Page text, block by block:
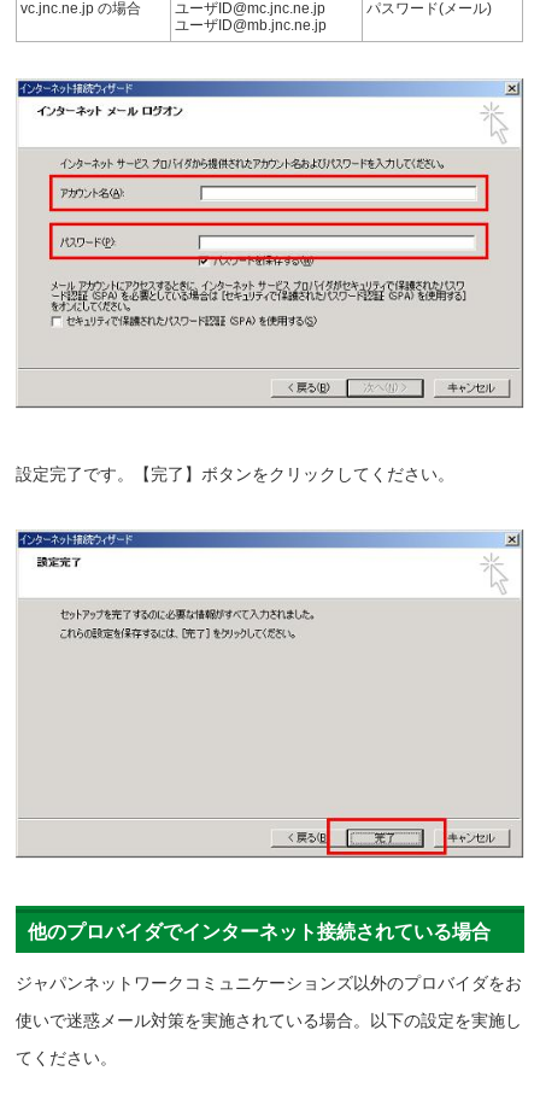
vc.jnc.ne.jp の場合
ユーザID@mc.jnc.ne.jp
ユーザID@mb.jnc.ne.jp
パスワード(メール)
設定完了です。【完了】ボタンをクリックしてください。
他のプロバイダでインターネット接続されている場合
ジャパンネットワークコミュニケーションズ以外のプロバイダをお
使いで迷惑メール対策を実施されている場合。以下の設定を実施し
てください。